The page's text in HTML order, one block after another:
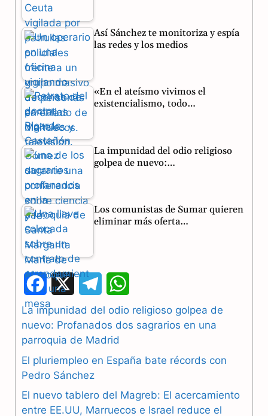
k
Así Sánchez te monitoriza y espía
las redes y los medios
«En el ateísmo vivimos el
existencialismo, todo…
La impunidad del odio religioso
golpea de nuevo:…
Los comunistas de Sumar quieren
eliminar más oferta…
F
a
c
b
o
e
l
r
h
a
A
La impunidad del odio religioso golpea de
nuevo: Profanados dos sagrarios en una
parroquia de Madrid
El pluriempleo en España bate récords con
Pedro Sánchez
El nuevo tablero del Magreb: El acercamiento
entre EE.UU, Marruecos e Israel reduce el